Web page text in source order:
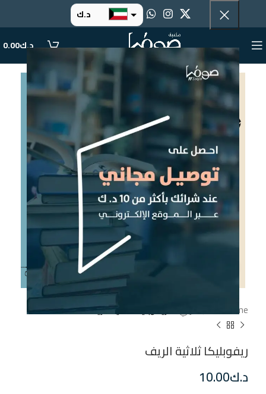
د.ك
ر.س
.د.ب
د.ك0.00
Home أدب عربي ريفوبليكا ثلاثية الريف
ريفوبليكا ثلاثية الريف
د.ك10.00